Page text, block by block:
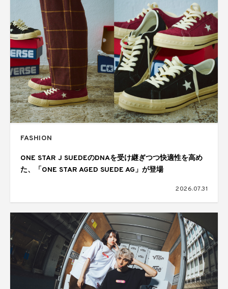
FASHION
ONE STAR J SUEDEのDNAを受け継ぎつつ快適性を高め
た、「ONE STAR AGED SUEDE AG」が登場
2026.07.31